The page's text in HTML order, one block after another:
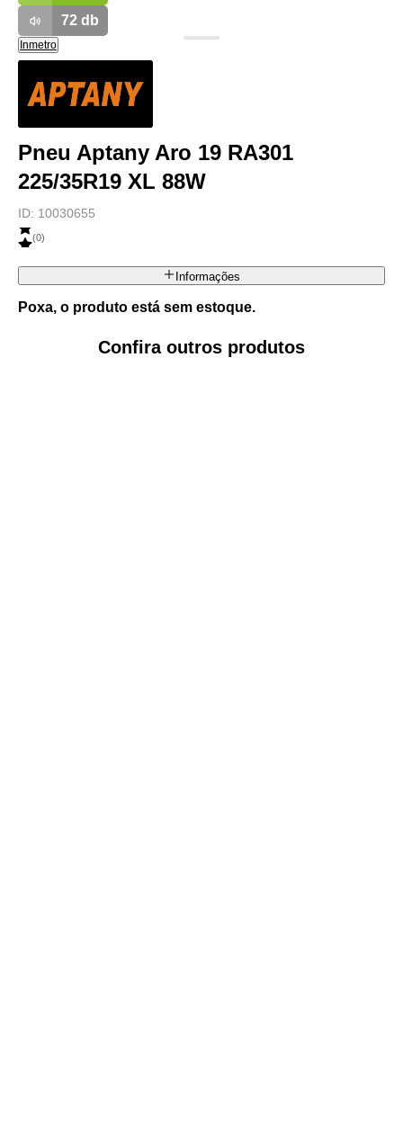
72db
Inmetro
Pneu Aptany Aro 19 RA301
225/35R19 XL 88W
ID: 10030655
(0)
Informações
Poxa, o produto está sem estoque.
Confira outros produtos